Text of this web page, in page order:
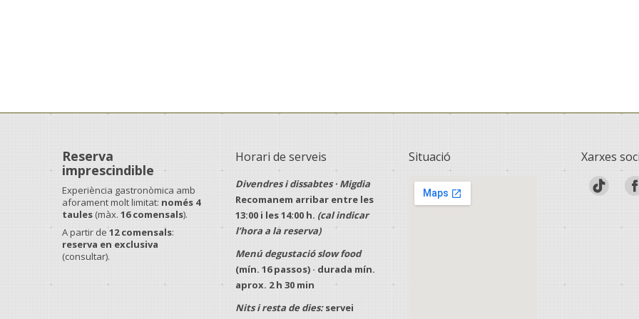
Reserva
imprescindible
Experiència gastronòmica amb
aforament molt limitat: només 4
taules (màx. 16 comensals).
A partir de 12 comensals:
reserva en exclusiva
(consultar).
Horari de serveis
Divendres i dissabtes · Migdia
Recomanem arribar entre les
13:00i les14:00 h. (cal indicar
l’hora a la reserva)
Menú degustació slow food
(mín. 16 passos) · durada mín.
aprox. 2 h 30 min
Nits i resta de dies:servei
Situació Xarxes